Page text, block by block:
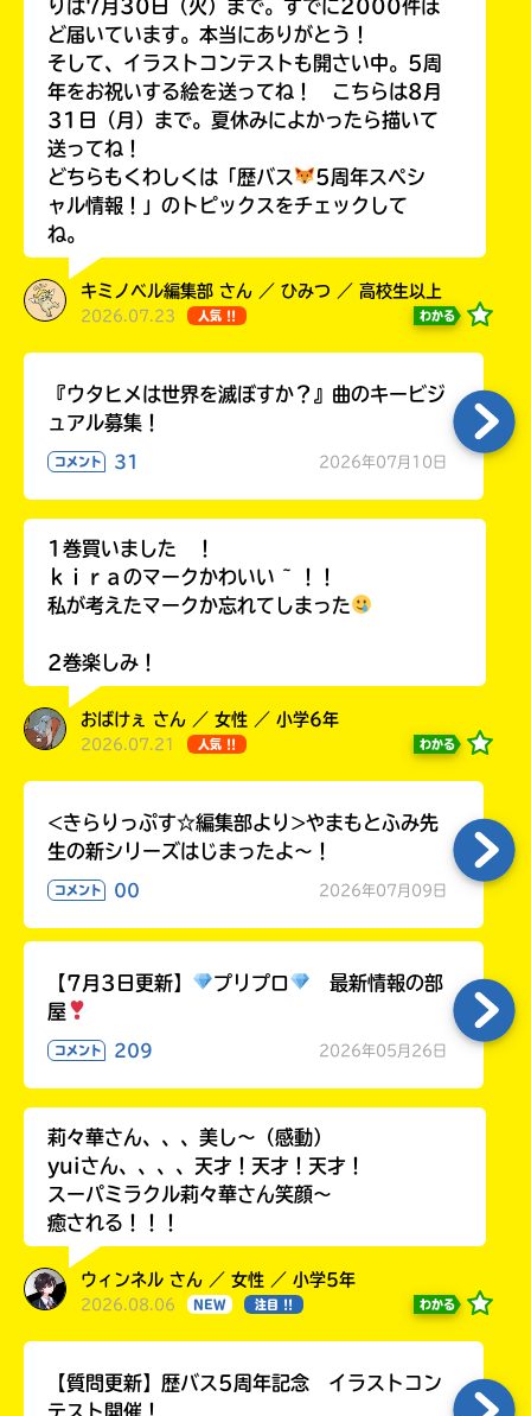
Loading...
りは7月30日（火）まで。すでに2000件ほ
ど届いています。本当にありがとう！
そして、イラストコンテストも開さい中。5周
年をお祝いする絵を送ってね！ こちらは8月
31日（月）まで。夏休みによかったら描いて
送ってね！
どちらもくわしくは「歴バス
5周年スペシ
ャル情報！」のトピックスをチェックして
ね。
キミノベル編集部 さん ／ ひみつ ／ 高校生以上
2026.07.23 人気 !! わかる
『ウタヒメは世界を滅ぼすか？』曲のキービジ
ュアル募集！
コメント 31 2026年07月10日
1巻買いました ！
ｋｉｒａのマークかわいい ~ ！！
私が考えたマークか忘れてしまった
2巻楽しみ！
おばけぇ さん ／ 女性 ／ 小学6年
2026.07.21 人気 !! わかる
<きらりっぷす☆編集部より>やまもとふみ先
生の新シリーズはじまったよ～！
コメント 00 2026年07月09日
【7月3日更新】 プリプロ
最新情報の部
屋
コメント 209 2026年05月26日
莉々華さん、、、美し〜（感動）
yuiさん、、、、天才！天才！天才！
スーパミラクル莉々華さん笑顔〜
癒される！！！
ウィンネル さん ／ 女性 ／ 小学5年
2026.08.06 NEW 注目 !! わかる
【質問更新】歴バス5周年記念 イラストコン
テスト開催！
い
い
え
入
エ
ー
が
で、
度
み
て